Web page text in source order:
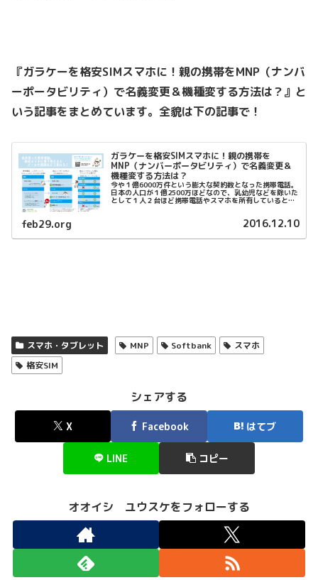
『ガラケーを格安SIMスマホに！親の携帯をMNP（ナンバ
ーポータビリティ）で名義変更＆機種変する方法は？』と
いう記事をまとめています。全貌は下の記事で！
ガラケーを格安SIMスマホに！親の携帯を
MNP（ナンバーポータビリティ）で名義変更＆
機種変する方法は？
今や１億6000万件という膨大な契約数となった携帯電話。
日本の人口が１億2500万ほどなので、乳幼児などを除いた
として１人２台ほど携帯電話やスマホを所有しているとい
feb29.org 2016.12.10
スマホ・タブレット MNP Softbank
スマホ
格安SIM
シェアする
X Facebook はてブ
LINE コピー
オオイシ ユウスケをフォローする